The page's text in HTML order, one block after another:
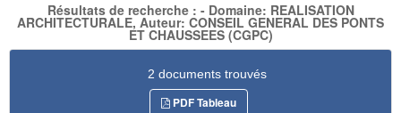
Résultats de recherche : - Domaine: REALISATION
ARCHITECTURALE, Auteur: CONSEIL GENERAL DES PONTS
ET CHAUSSEES (CGPC)
2 documents trouvés
PDF Tableau